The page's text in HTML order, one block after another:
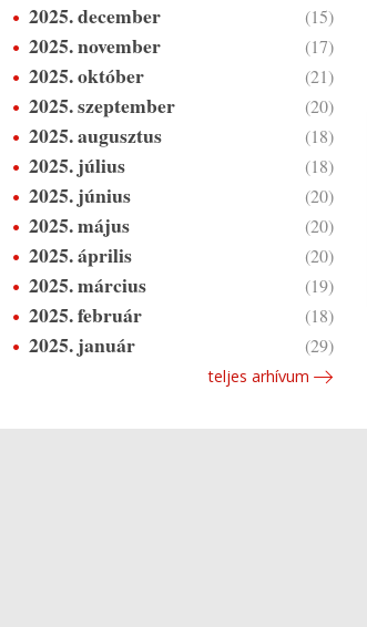
2025. december (15)
2025. november (17)
2025. október (21)
2025. szeptember (20)
2025. augusztus (18)
2025. július (18)
2025. június (20)
2025. május (20)
2025. április (20)
2025. március (19)
2025. február (18)
2025. január (29)
teljes arhívum